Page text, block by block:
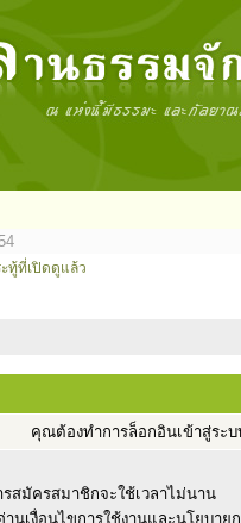
ทู้ที่เปิดดูแล้ว
คุณต้องทำการล็อกอินเข้าสู่ระ
มัครสมาชิกจะใช้เวลาไม่นาน
เงื่อนไขการใช้งานและนโยบาย